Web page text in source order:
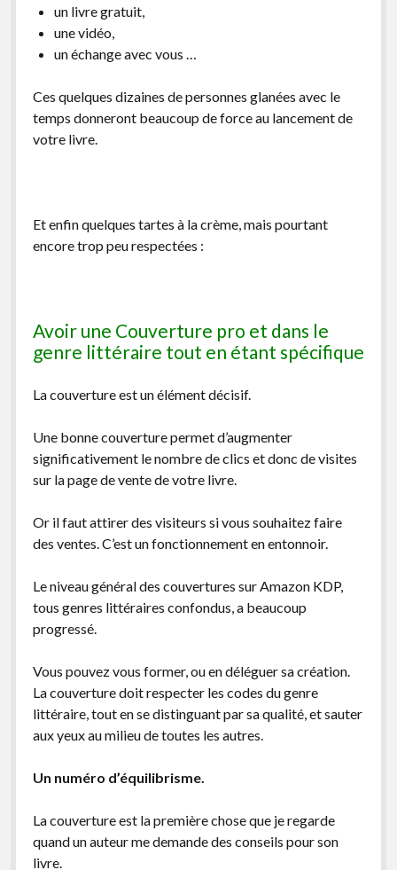
un livre gratuit,
une vidéo,
un échange avec vous …
Ces quelques dizaines de personnes glanées avec le
temps donneront beaucoup de force au lancement de
votre livre.
Et enfin quelques tartes à la crème, mais pourtant
encore trop peu respectées :
Avoir une Couverture pro et dans le
genre littéraire tout en étant spécifique
La couverture est un élément décisif.
Une bonne couverture permet d’augmenter
significativement le nombre de clics et donc de visites
sur la page de vente de votre livre.
Or il faut attirer des visiteurs si vous souhaitez faire
des ventes. C’est un fonctionnement en entonnoir.
Le niveau général des couvertures sur Amazon KDP,
tous genres littéraires confondus, a beaucoup
progressé.
Vous pouvez vous former, ou en déléguer sa création.
La couverture doit respecter les codes du genre
littéraire, tout en se distinguant par sa qualité, et sauter
aux yeux au milieu de toutes les autres.
Un numéro d’équilibrisme.
La couverture est la première chose que je regarde
quand un auteur me demande des conseils pour son
livre.